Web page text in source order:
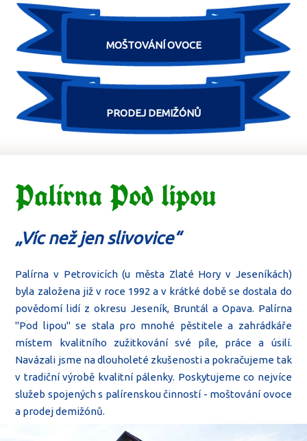
MOŠTOVÁNÍ OVOCE
PRODEJ DEMIŽÓNŮ
Palírna Pod lipou
„Víc než jen slivovice“
Palírna v Petrovicích (u města Zlaté Hory v Jeseníkách)
byla založena již v roce 1992 a v krátké době se dostala do
povědomí lidí z okresu Jeseník, Bruntál a Opava. Palírna
"Pod lipou" se stala pro mnohé pěstitele a zahrádkáře
místem kvalitního zužitkování své píle, práce a úsilí.
Navázali jsme na dlouholeté zkušenosti a pokračujeme tak
v tradiční výrobě kvalitní pálenky. Poskytujeme co nejvíce
služeb spojených s palírenskou činností - moštování ovoce
a prodej demižónů.